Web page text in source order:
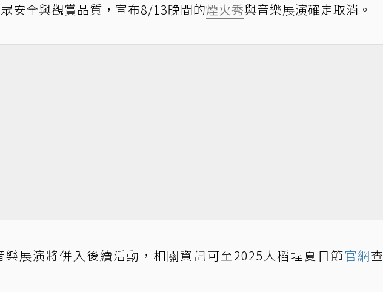
安全與觀賞品質，宣布8/13晚間的煙火秀與音樂展演確定取消。
樂展演將併入後續活動，相關資訊可至2025大稻埕夏日節官網查